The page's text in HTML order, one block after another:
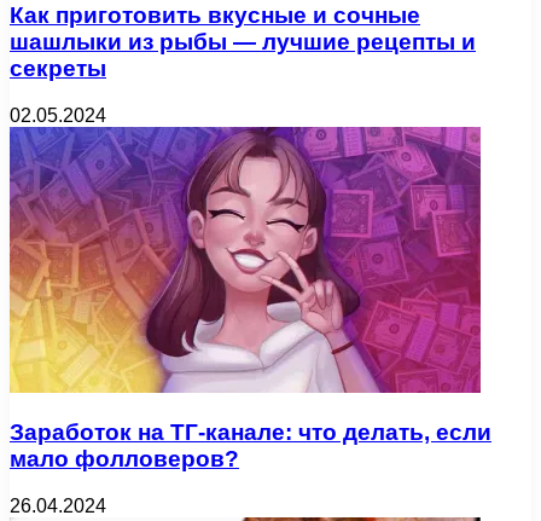
Как приготовить вкусные и сочные
шашлыки из рыбы — лучшие рецепты и
секреты
02.05.2024
Заработок на ТГ-канале: что делать, если
мало фолловеров?
26.04.2024